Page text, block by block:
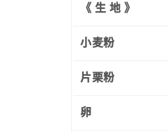
《 生 地 》
小麦粉
片栗粉
卵